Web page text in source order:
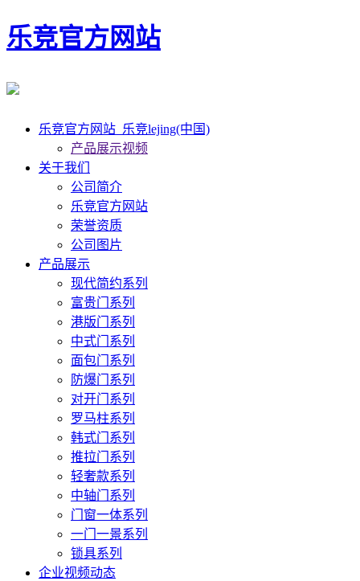
乐竞官方网站
乐竞官方网站_乐竞lejing(中国)
产品展示视频
关于我们
公司简介
乐竞官方网站
荣誉资质
公司图片
产品展示
现代简约系列
富贵门系列
港版门系列
中式门系列
面包门系列
防爆门系列
对开门系列
罗马柱系列
韩式门系列
推拉门系列
轻奢款系列
中轴门系列
门窗一体系列
一门一景系列
锁具系列
企业视频动态